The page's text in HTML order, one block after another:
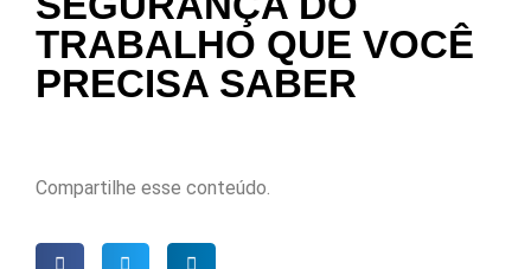
TRABALHO QUE VOCÊ
PRECISA SABER
Compartilhe esse conteúdo.